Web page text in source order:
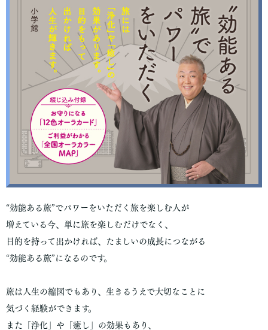
“効能ある旅”でパワーをいただく旅を楽しむ人が
増えている今、単に旅を楽しむだけでなく、
目的を持って出かければ、たましいの成長につながる
“効能ある旅”になるのです。
旅は人生の縮図でもあり、生きるうえで大切なことに
気づく経験ができます。
また「浄化」や「癒し」の効果もあり、